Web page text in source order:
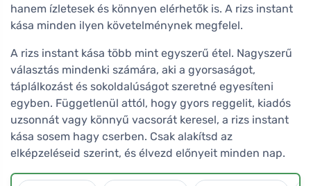
hanem ízletesek és könnyen elérhetők is. A rizs instant
kása minden ilyen követelménynek megfelel.
A rizs instant kása több mint egyszerű étel. Nagyszerű
választás mindenki számára, aki a gyorsaságot,
táplálkozást és sokoldalúságot szeretné egyesíteni
egyben. Függetlenül attól, hogy gyors reggelit, kiadós
uzsonnát vagy könnyű vacsorát keresel, a rizs instant
kása sosem hagy cserben. Csak alakítsd az
elképzeléseid szerint, és élvezd előnyeit minden nap.